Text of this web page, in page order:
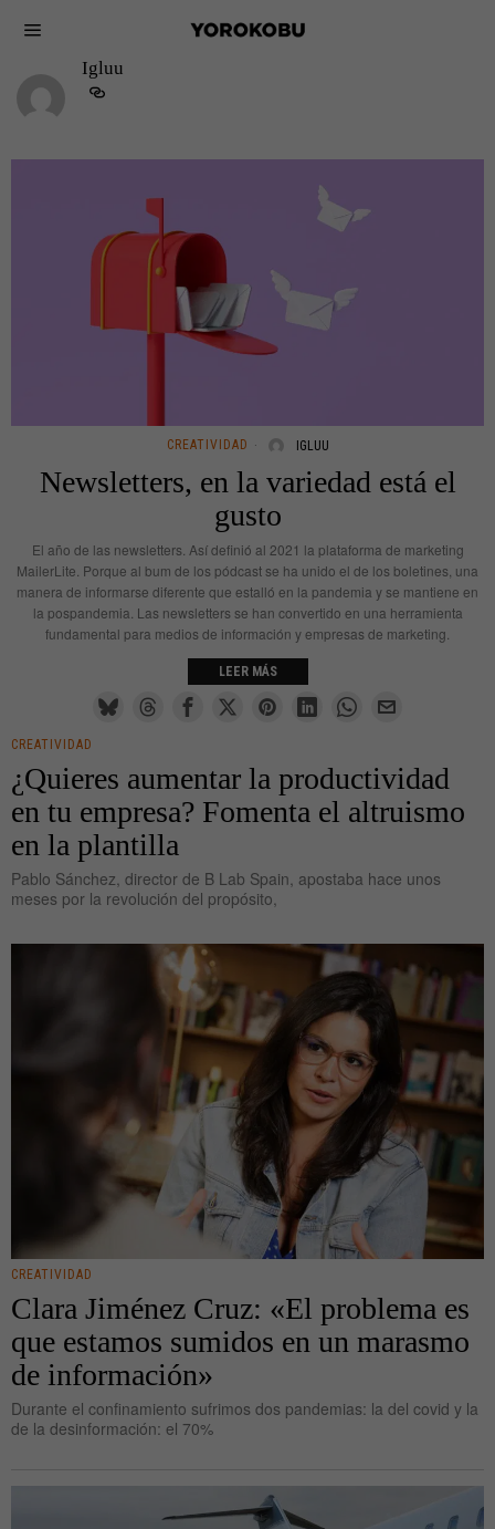
Igluu
CREATIVIDAD IGLUU
Newsletters, en la variedad está el
gusto
El año de las newsletters. Así definió al 2021 la plataforma de marketing
MailerLite. Porque al bum de los pódcast se ha unido el de los boletines, una
manera de informarse diferente que estalló en la pandemia y se mantiene en
la pospandemia. Las newsletters se han convertido en una herramienta
fundamental para medios de información y empresas de marketing.
LEER MÁS
CREATIVIDAD
¿Quieres aumentar la productividad
en tu empresa? Fomenta el altruismo
en la plantilla
Pablo Sánchez, director de B Lab Spain, apostaba hace unos
meses por la revolución del propósito,
CREATIVIDAD
Clara Jiménez Cruz: «El problema es
que estamos sumidos en un marasmo
de información»
Durante el confinamiento sufrimos dos pandemias: la del covid y la
de la desinformación: el 70%